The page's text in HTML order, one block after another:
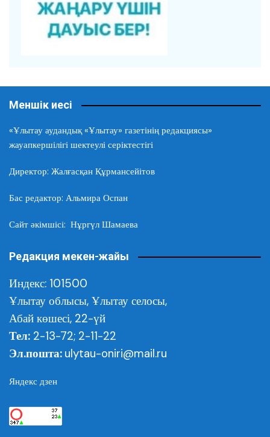
Меншік иесі
«Ұлытау аудандық «Ұлытау» газетінің редакциясы»
жауапкершілігі шектеулі серіктестігі
Директор: Жалғасқан Құрмансейітов
Бас редактор: Альмира Оспан
Сайт әкімшісі: Нұргүл Шамаева
Редакция мекен-жайы
Индекс: 101500
Ұлытау облысы, Ұлытау селосы,
Абай көшесі, 22-үй
Тел: 2-13-72; 2-11-22
Эл.пошта: ulytau-oniri@mail.ru
Яндекс дзен